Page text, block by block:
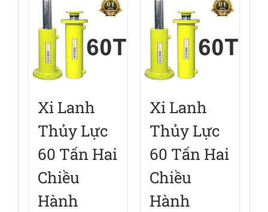
Xi Lanh
Thủy Lực
60 Tấn Hai
Chiều
Hành
Xi Lanh
Thủy Lực
60 Tấn Hai
Chiều
Hành